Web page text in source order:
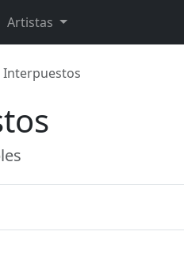
Artistas
Interpuestos